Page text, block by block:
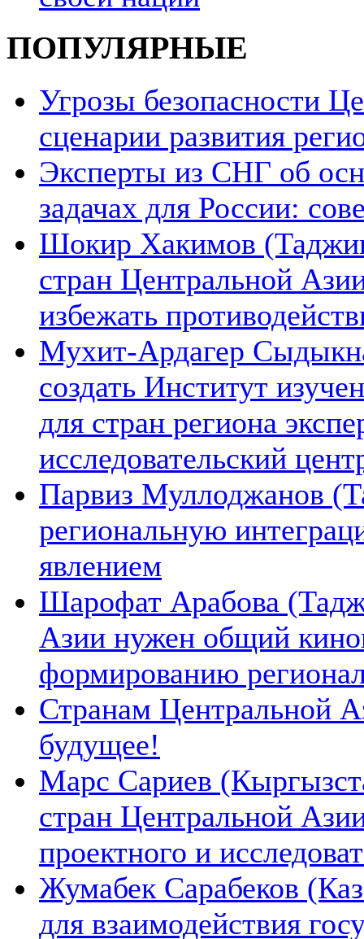
ПОПУЛЯРНЫЕ
Угрозы безопасности
сценарии развития
Эксперты из СНГ об
задачах для России:
Шокир Хакимов
стран Центральной
избежать
Мухит-Ардагер
создать Институт
для стран региона
исследовательский
Парвиз Муллоджанов
региональную
явлением
Шарофат Арабова
Азии нужен общий
формированию
Странам Центральной
будущее!
Марс Сариев
стран Центральной
проектного и
Жумабек Сарабеков
для взаимодействия